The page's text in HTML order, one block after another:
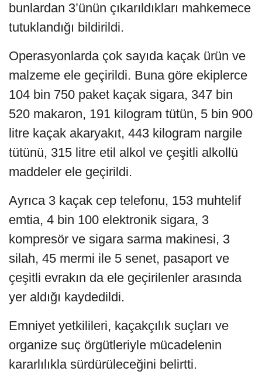
bunlardan 3’ünün çıkarıldıkları mahkemece
tutuklandığı bildirildi.
Operasyonlarda çok sayıda kaçak ürün ve
malzeme ele geçirildi. Buna göre ekiplerce
104 bin 750 paket kaçak sigara, 347 bin
520 makaron, 191 kilogram tütün, 5 bin 900
litre kaçak akaryakıt, 443 kilogram nargile
tütünü, 315 litre etil alkol ve çeşitli alkollü
maddeler ele geçirildi.
Ayrıca 3 kaçak cep telefonu, 153 muhtelif
emtia, 4 bin 100 elektronik sigara, 3
kompresör ve sigara sarma makinesi, 3
silah, 45 mermi ile 5 senet, pasaport ve
çeşitli evrakın da ele geçirilenler arasında
yer aldığı kaydedildi.
Emniyet yetkilileri, kaçakçılık suçları ve
organize suç örgütleriyle mücadelenin
kararlılıkla sürdürüleceğini belirtti.